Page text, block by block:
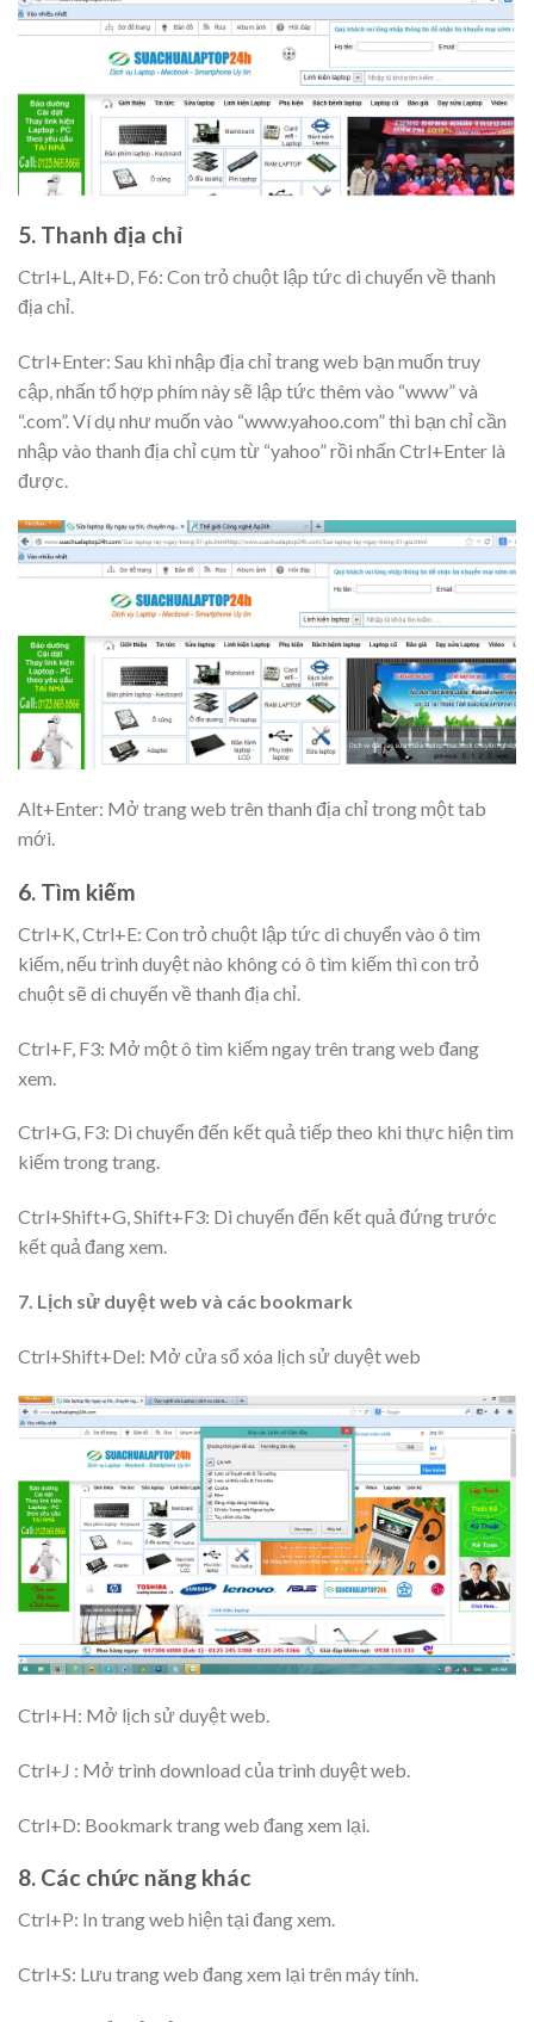
5. Thanh địa chỉ
Ctrl+L, Alt+D, F6: Con trỏ chuột lập tức di chuyển về thanh
địa chỉ.
Ctrl+Enter: Sau khi nhập địa chỉ trang web bạn muốn truy
cập, nhấn tổ hợp phím này sẽ lập tức thêm vào “www” và
“.com”. Ví dụ như muốn vào “www.yahoo.com” thì bạn chỉ cần
nhập vào thanh địa chỉ cụm từ “yahoo” rồi nhấn Ctrl+Enter là
được.
Alt+Enter: Mở trang web trên thanh địa chỉ trong một tab
mới.
6. Tìm kiếm
Ctrl+K, Ctrl+E: Con trỏ chuột lập tức di chuyển vào ô tìm
kiếm, nếu trình duyệt nào không có ô tìm kiếm thì con trỏ
chuột sẽ di chuyển về thanh địa chỉ.
Ctrl+F, F3: Mở một ô tìm kiếm ngay trên trang web đang
xem.
Ctrl+G, F3: Di chuyển đến kết quả tiếp theo khi thực hiện tìm
kiếm trong trang.
Ctrl+Shift+G, Shift+F3: Di chuyển đến kết quả đứng trước
kết quả đang xem.
7. Lịch sử duyệt web và các bookmark
Ctrl+Shift+Del: Mở cửa sổ xóa lịch sử duyệt web
Ctrl+H: Mở lịch sử duyệt web.
Ctrl+J : Mở trình download của trình duyệt web.
Ctrl+D: Bookmark trang web đang xem lại.
8. Các chức năng khác
Ctrl+P: In trang web hiện tại đang xem.
Ctrl+S: Lưu trang web đang xem lại trên máy tính.